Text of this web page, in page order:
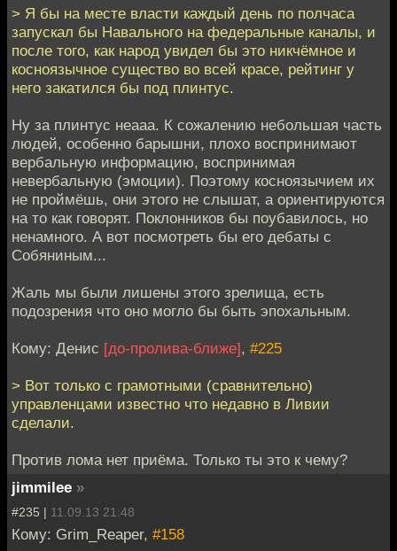
> Я бы на месте власти каждый день по полчаса
запускал бы Навального на федеральные каналы, и
после того, как народ увидел бы это никчёмное и
косноязычное существо во всей красе, рейтинг у
него закатился бы под плинтус.
Ну за плинтус неааа. К сожалению небольшая часть
людей, особенно барышни, плохо воспринимают
вербальную информацию, воспринимая
невербальную (эмоции). Поэтому косноязычием их
не проймёшь, они этого не слышат, а ориентируются
на то как говорят. Поклонников бы поубавилось, но
ненамного. А вот посмотреть бы его дебаты с
Собяниным...
Жаль мы были лишены этого зрелища, есть
подозрения что оно могло бы быть эпохальным.
Кому: Денис [до-пролива-ближе], #225
> Вот только с грамотными (сравнительно)
управленцами известно что недавно в Ливии
сделали.
Против лома нет приёма. Только ты это к чему?
jimmilee »
#235 | 11.09.13 21:48
Кому: Grim_Reaper, #158